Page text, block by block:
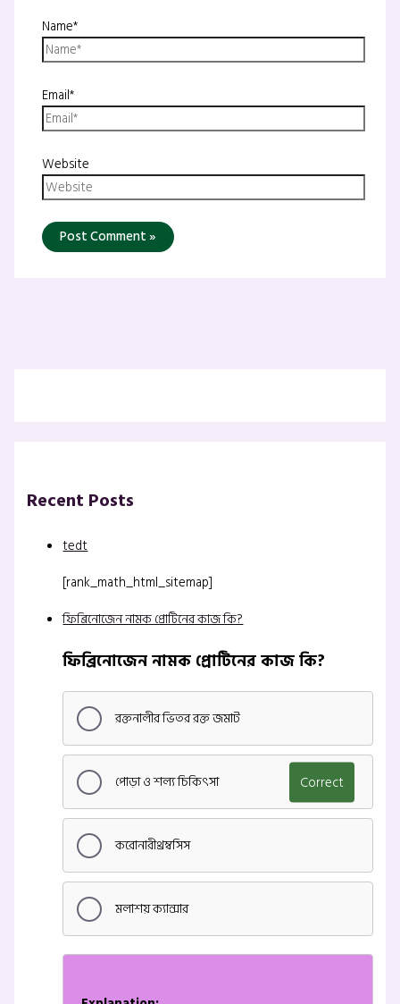
Name*
Email*
Website
Recent Posts
tedt
[rank_math_html_sitemap]
ফিব্রিনোজেন নামক প্রোটিনের কাজ কি?
ফিব্রিনোজেন নামক প্রোটিনের কাজ কি?
রক্তনালীর ভিতর রক্ত জমাট
পোড়া ও শল্য চিকিৎসা Correct
করোনারীথ্রম্বসিস
মলাশয় ক্যান্সার